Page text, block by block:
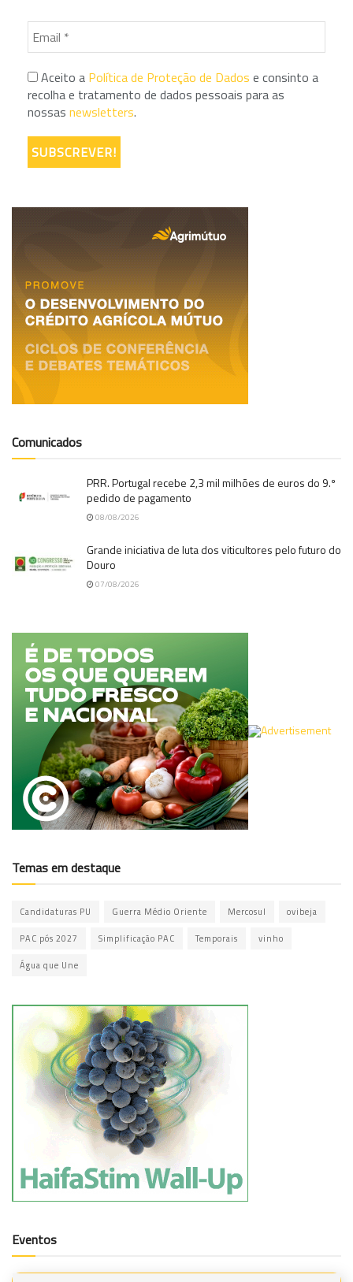
Aceito a Política de Proteção de Dados e consinto a
recolha e tratamento de dados pessoais para as
nossas newsletters.
Comunicados
PRR. Portugal recebe 2,3 mil milhões de euros do 9.º
pedido de pagamento
08/08/2026
Grande iniciativa de luta dos viticultores pelo futuro do
Douro
07/08/2026
Temas em destaque
Candidaturas PU Guerra Médio Oriente Mercosul ovibeja
PAC pós 2027 Simplificação PAC Temporais vinho
Água que Une
Eventos